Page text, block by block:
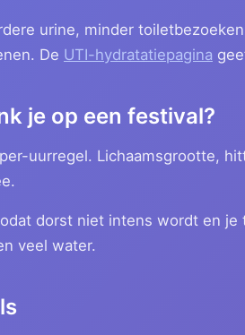
urine, minder
De UTI-hydratatiepagina
je op een festival?
uurregel. Lichaamsgrootte,
dorst niet intens wordt en
veel water.